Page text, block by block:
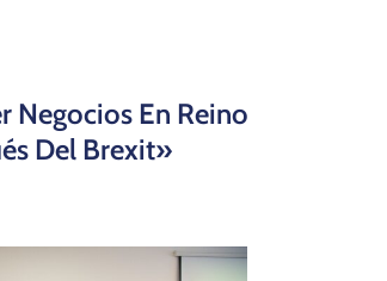
Negocios En Reino
Del Brexit»